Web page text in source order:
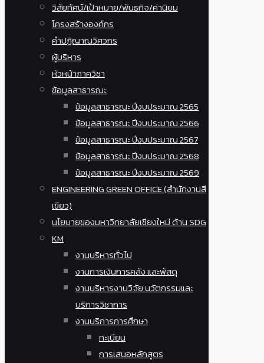
วิสัยทัศน์/เป้าหมาย/พันธกิจ/ค่านิยม
โครงสร้างองค์กร
คำปฏิญาณวิศวกร
ผู้บริหาร
หัวหน้าภาควิชา
ข้อมูลสาธารณะ
ข้อมูลสาธารณะ ปีงบประมาณ 2565
ข้อมูลสาธารณะ ปีงบประมาณ 2566
ข้อมูลสาธารณะ ปีงบประมาณ 2567
ข้อมูลสาธารณะ ปีงบประมาณ 2568
ข้อมูลสาธารณะ ปีงบประมาณ 2569
ENGINEERING GREEN OFFICE (สำนักงานสี
เขียว)
นโยบายของมหาวิทยาลัยเชียงใหม่ ด้าน SDG
KM
งานบริหารทั่วไป
งานการเงินการคลัง และพัสดุ
งานบริหารงานวิจัย นวัตกรรมและ
บริการวิชาการ
งานบริการการศึกษา
ทะเบียน
การเสนอหลักสูตร